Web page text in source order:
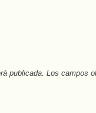
publicada. Los campos